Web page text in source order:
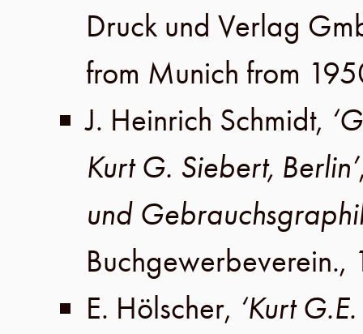
Druck und Verlag
from Munich from
J. Heinrich Schmidt,
Kurt G. Siebert, Berlin’
und
Buchgewerbeverein.,
E. Hölscher, ‘Kurt